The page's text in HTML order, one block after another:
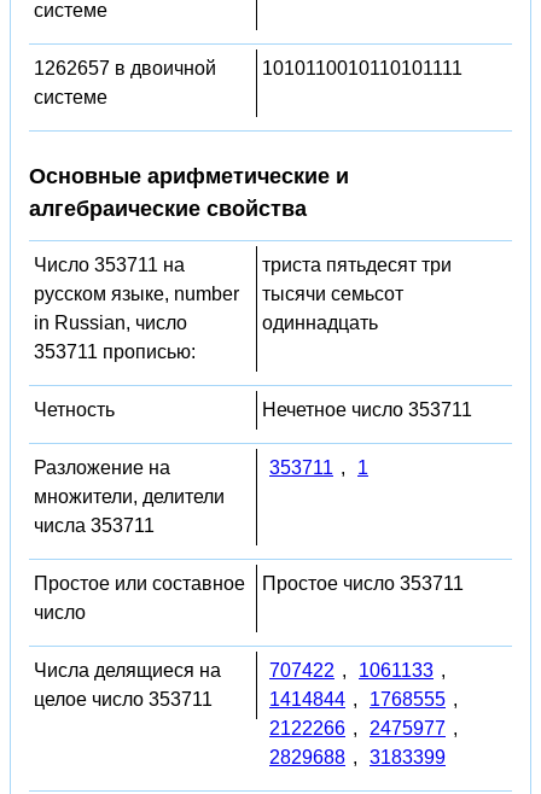
системе
1262657 в двоичной
системе
1010110010110101111
Основные арифметические и
алгебраические свойства
Число 353711 на
русском языке, number
in Russian, число
353711 прописью:
триста пятьдесят три
тысячи семьсот
одиннадцать
Четность Нечетное число 353711
Разложение на
множители, делители
числа 353711
353711 , 1
Простое или составное
число
Простое число 353711
Числа делящиеся на
целое число 353711
707422 , 1061133 ,
1414844 , 1768555 ,
2122266 , 2475977 ,
2829688 , 3183399